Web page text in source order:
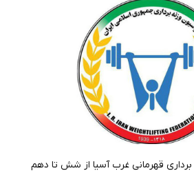
قهرمانی غرب آسیا از شش تا دهم